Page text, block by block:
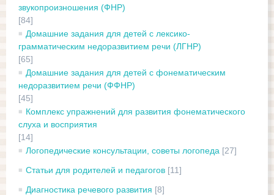
звукопроизношения (ФНР)
[84]
Домашние задания для детей с лексико-
грамматическим недоразвитием речи (ЛГНР)
[65]
Домашние задания для детей с фонематическим
недоразвитием речи (ФФНР)
[45]
Комплекс упражнений для развития фонематического
слуха и восприятия
[14]
Логопедические консультации, советы логопеда [27]
Статьи для родителей и педагогов [11]
Диагностика речевого развития [8]